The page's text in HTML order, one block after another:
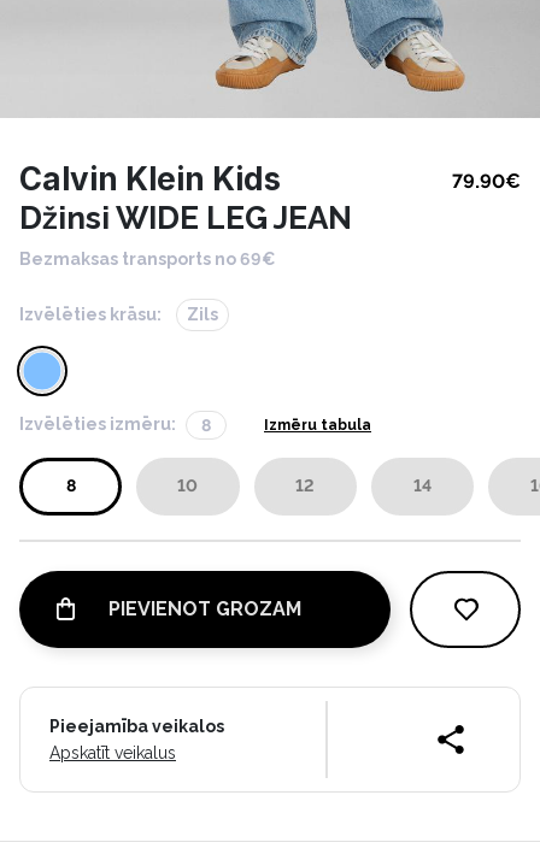
Calvin Klein Kids 79.90€
Džinsi WIDE LEG JEAN
Bezmaksas transports no 69€
Izvēlēties krāsu: Zils
Izvēlēties izmēru: 8 Izmēru tabula
8 10 12 14
PIEVIENOT GROZAM
Pieejamība veikalos
Apskatīt veikalus